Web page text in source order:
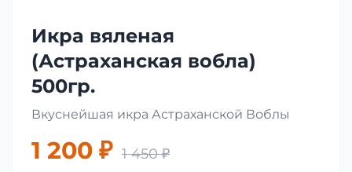
Икра вяленая
(Астраханская вобла)
500гр.
Вкуснейшая икра Астраханской Воблы
1 200 ₽ 1 450 ₽